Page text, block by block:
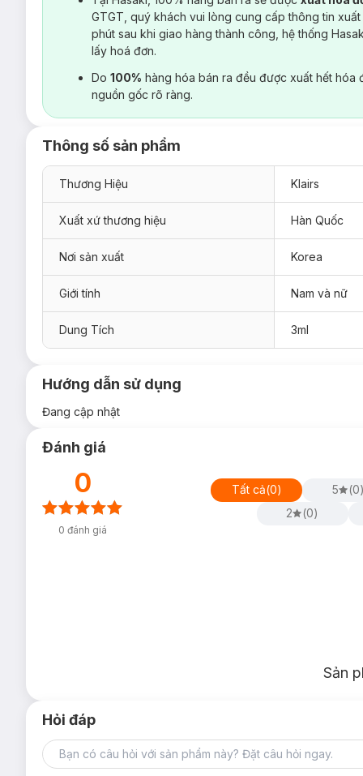
GTGT, quý khách vui lòng cung cấp thông tin
phút sau khi giao hàng thành công, hệ thống
lấy hoá đơn.
Do 100% hàng hóa bán ra đều được xuất hết hóa
nguồn gốc rõ ràng.
Thông số sản phẩm
Thương Hiệu Klairs
Xuất xứ thương hiệu Hàn Quốc
Nơi sản xuất Korea
Giới tính Nam và nữ
Dung Tích 3ml
Hướng dẫn sử dụng
Đang cập nhật
Đánh giá
0
0 đánh giá
Tất cả(0) 5 (0
2
(0)
Sản
Hỏi đáp